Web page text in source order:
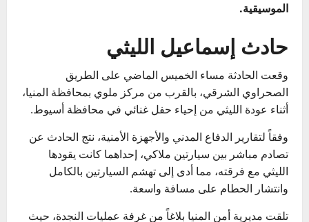
الموسيقية.
حادث إسماعيل الليثي
وقعت الحادثة مساء الخميس الماضي على الطريق
الصحراوي الشرقي، بالقرب من مركز ملوي بمحافظة المنيا،
أثناء عودة الليثي من إحياء حفل غنائي في محافظة أسيوط.
وفقاً لتقارير الدفاع المدني والأجهزة الأمنية، نتج الحادث عن
تصادم مباشر بين سيارتين ملاكي، إحداهما كانت يقودها
الليثي مع فرقته، مما أدى إلى تهشم السيارتين بالكامل
وانتشار الحطام على مسافة واسعة.
تلقت مديرية أمن المنيا بلاغاً من غرفة عمليات النجدة، حيث